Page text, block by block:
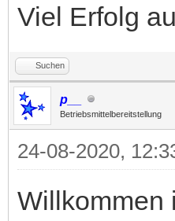
Viel Erfolg
Suchen
p__
Betriebsmittelbereitstellung
24-08-2020,
Willkommen